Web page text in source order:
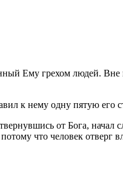
Ему грехом людей. Вне
к нему одну пятую его
от Бога, начал
что человек отверг